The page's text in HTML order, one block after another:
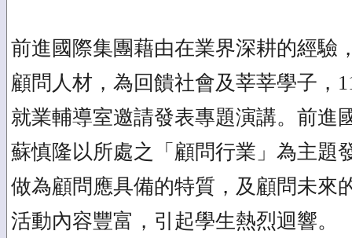
前進國際集團藉由在業界深耕的經驗
顧問人材，為回饋社會及莘莘學子，
就業輔導室邀請發表專題演講。前進
蘇慎隆以所處之「顧問行業」為主題
做為顧問應具備的特質，及顧問未來
活動內容豐富，引起學生熱烈迴響。